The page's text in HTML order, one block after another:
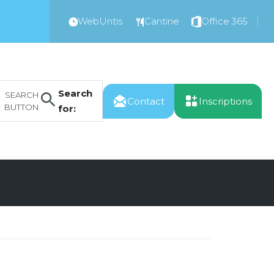
WebUntis Cantine Office 365
Search
for:
SEARCH
BUTTON
Contact Inscriptions